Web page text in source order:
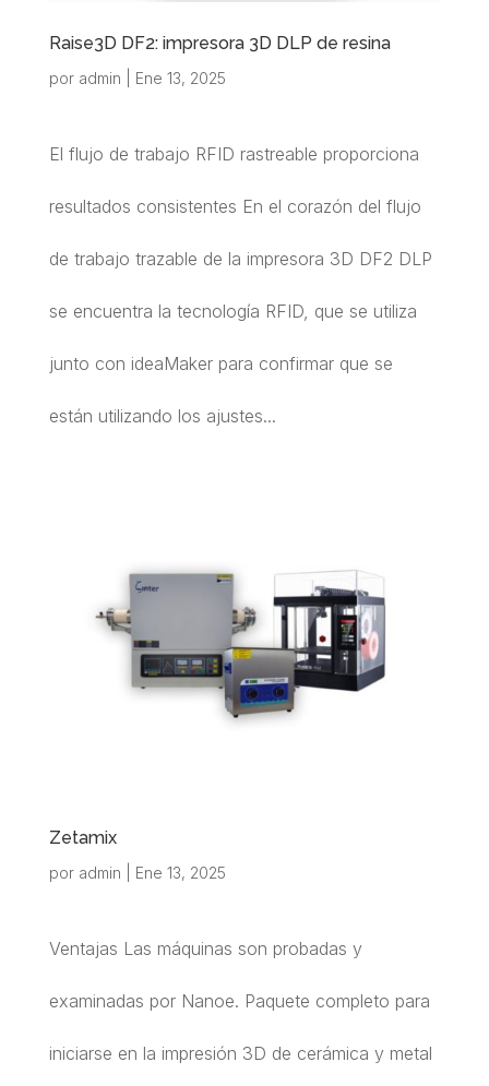
Raise3D DF2: impresora 3D DLP de resina
por admin Ene 13, 2025
El flujo de trabajo RFID rastreable proporciona
resultados consistentes En el corazón del flujo
de trabajo trazable de la impresora 3D DF2 DLP
se encuentra la tecnología RFID, que se utiliza
junto con ideaMaker para confirmar que se
están utilizando los ajustes...
Zetamix
por admin Ene 13, 2025
Ventajas Las máquinas son probadas y
examinadas por Nanoe. Paquete completo para
iniciarse en la impresión 3D de cerámica y metal